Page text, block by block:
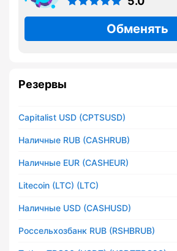
Обменять
Резервы
Capitalist USD (CPTSUSD)
Наличные RUB (CASHRUB)
Наличные EUR (CASHEUR)
Litecoin (LTC) (LTC)
Наличные USD (CASHUSD)
Россельхозбанк RUB (RSHBRUB)